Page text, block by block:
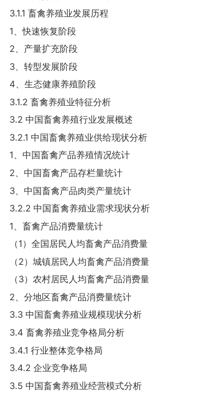
3.1.1 畜禽养殖业发展历程
1、快速恢复阶段
2、产量扩充阶段
3、转型发展阶段
4、生态健康养殖阶段
3.1.2 畜禽养殖业特征分析
3.2 中国畜禽养殖行业发展概述
3.2.1 中国畜禽养殖业供给现状分析
1、中国畜禽产品养殖情况统计
2、中国畜禽产品存栏量统计
3、中国畜禽产品肉类产量统计
3.2.2 中国畜禽养殖业需求现状分析
1、畜禽产品消费量统计
（1）全国居民人均畜禽产品消费量
（2）城镇居民人均畜禽产品消费量
（3）农村居民人均畜禽产品消费量
2、分地区畜禽产品消费量统计
3.3 中国畜禽养殖业规模现状分析
3.4 畜禽养殖业竞争格局分析
3.4.1 行业整体竞争格局
3.4.2 企业竞争格局
3.5 中国畜禽养殖业经营模式分析